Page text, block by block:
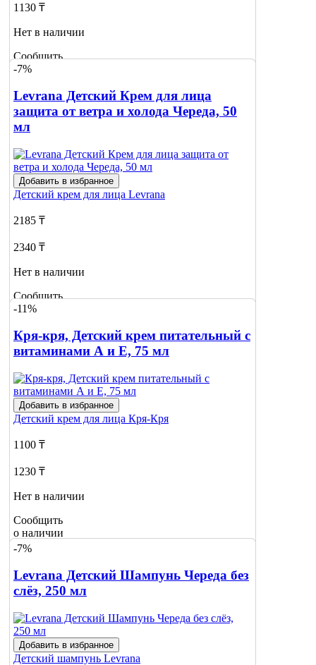
1130 ₸
Нет в наличии
Сообщить
о наличии
-7%
Levrana Детский Крем для лица
защита от ветра и холода Череда, 50
мл
Добавить в избранное
Детский крем для лица Levrana
2185 ₸
2340 ₸
Нет в наличии
Сообщить
о наличии
-11%
Кря-кря, Детский крем питательный с
витаминами А и Е, 75 мл
Добавить в избранное
Детский крем для лица Кря-Кря
1100 ₸
1230 ₸
Нет в наличии
Сообщить
о наличии
-7%
Levrana Детский Шампунь Череда без
слёз, 250 мл
Добавить в избранное
Детский шампунь Levrana